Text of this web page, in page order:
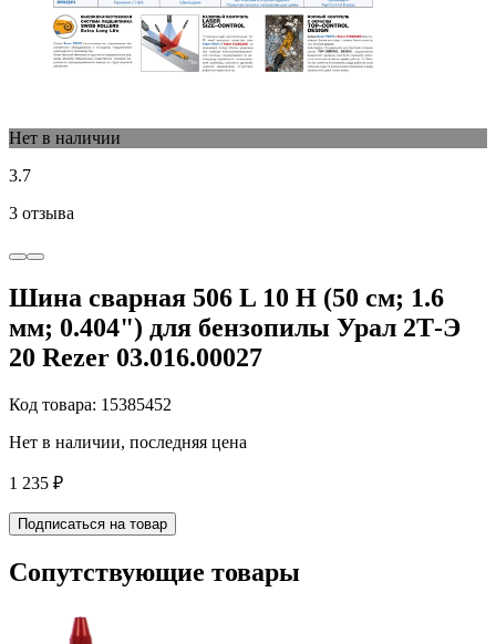
Нет в наличии
3.7
3 отзыва
Шина сварная 506 L 10 Н (50 см; 1.6
мм; 0.404") для бензопилы Урал 2Т-Э
20 Rezer 03.016.00027
Код товара: 15385452
Нет в наличии, последняя цена
1 235 ₽
Подписаться на товар
Сопутствующие товары